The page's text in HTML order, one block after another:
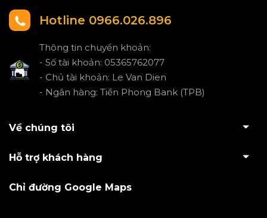
Hotline 0966.026.896
Thông tin chuyển khoản:
- Số tài khoản: 05365762077
- Chủ tài khoản: Le Van Dien
- Ngân hàng: Tiền Phong Bank (TPB)
Về chúng tôi
Hỗ trợ khách hàng
Chỉ đường Google Maps